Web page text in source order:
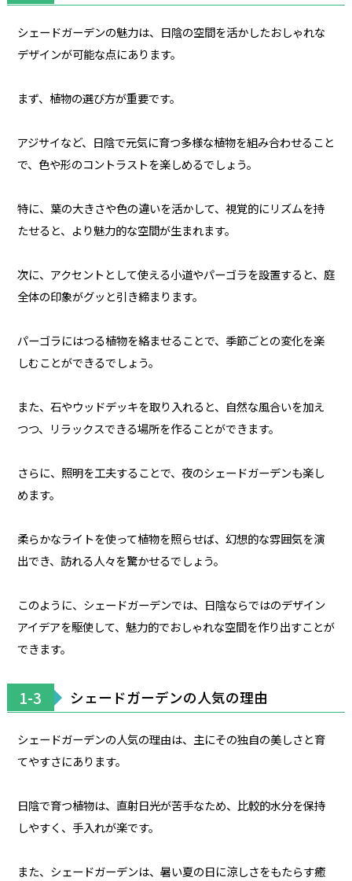
シェードガーデンの魅力は、日陰の空間を活かしたおしゃれな
デザインが可能な点にあります。
まず、植物の選び方が重要です。
アジサイなど、日陰で元気に育つ多様な植物を組み合わせること
で、色や形のコントラストを楽しめるでしょう。
特に、葉の大きさや色の違いを活かして、視覚的にリズムを持
たせると、より魅力的な空間が生まれます。
次に、アクセントとして使える小道やパーゴラを設置すると、庭
全体の印象がグッと引き締まります。
パーゴラにはつる植物を絡ませることで、季節ごとの変化を楽
しむことができるでしょう。
また、石やウッドデッキを取り入れると、自然な風合いを加え
つつ、リラックスできる場所を作ることができます。
さらに、照明を工夫することで、夜のシェードガーデンも楽し
めます。
柔らかなライトを使って植物を照らせば、幻想的な雰囲気を演
出でき、訪れる人々を驚かせるでしょう。
このように、シェードガーデンでは、日陰ならではのデザイン
アイデアを駆使して、魅力的でおしゃれな空間を作り出すことが
できます。
1-3 シェードガーデンの人気の理由
シェードガーデンの人気の理由は、主にその独自の美しさと育
てやすさにあります。
日陰で育つ植物は、直射日光が苦手なため、比較的水分を保持
しやすく、手入れが楽です。
また、シェードガーデンは、暑い夏の日に涼しさをもたらす癒